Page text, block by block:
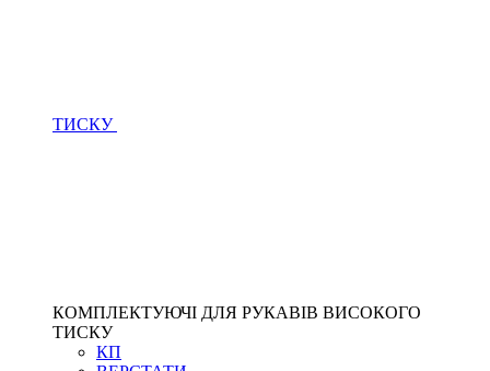
ТИСКУ
КОМПЛЕКТУЮЧІ ДЛЯ РУКАВІВ ВИСОКОГО
ТИСКУ
КП